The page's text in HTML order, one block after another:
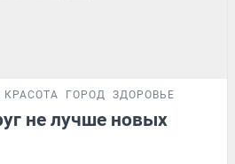
КРАСОТА ГОРОД ЗДОРОВЬЕ
не лучше новых